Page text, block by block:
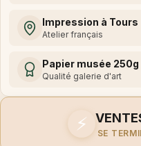
Impression à Tours
Atelier français
Papier musée 250g
Qualité galerie d'art
⚡ SE